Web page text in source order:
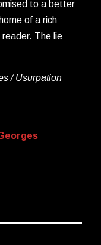
to a better
of a rich
The lie
/ Usurpation